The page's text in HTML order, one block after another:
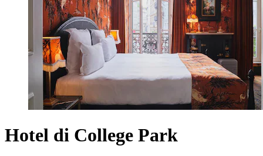
Hotel di College Park